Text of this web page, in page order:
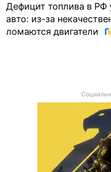
Дефицит топлива в РФ
авто: из-за
ломаются двигатели